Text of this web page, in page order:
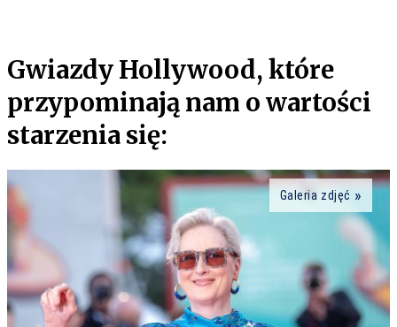
Gwiazdy Hollywood, które
przypominają nam o wartości
starzenia się:
Galeria zdjęć